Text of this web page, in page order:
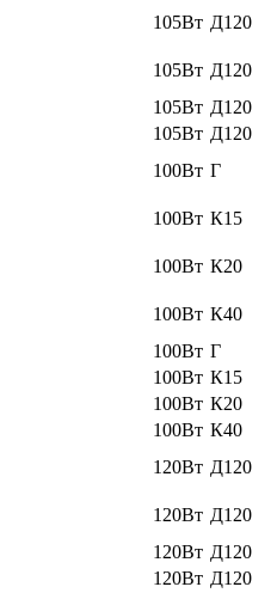
105Вт Д120
105Вт Д120
105Вт Д120
105Вт Д120
100Вт Г
100Вт К15
100Вт К20
100Вт К40
100Вт Г
100Вт К15
100Вт К20
100Вт К40
120Вт Д120
120Вт Д120
120Вт Д120
120Вт Д120